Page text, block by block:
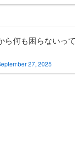
何も困らないっ
27, 2025